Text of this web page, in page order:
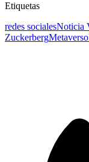
Etiquetas
redes socialesNoticia
ZuckerbergMetaverso